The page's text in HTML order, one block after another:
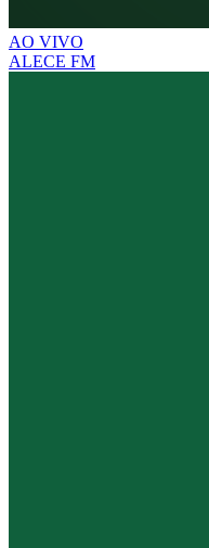
AO VIVO
ALECE FM